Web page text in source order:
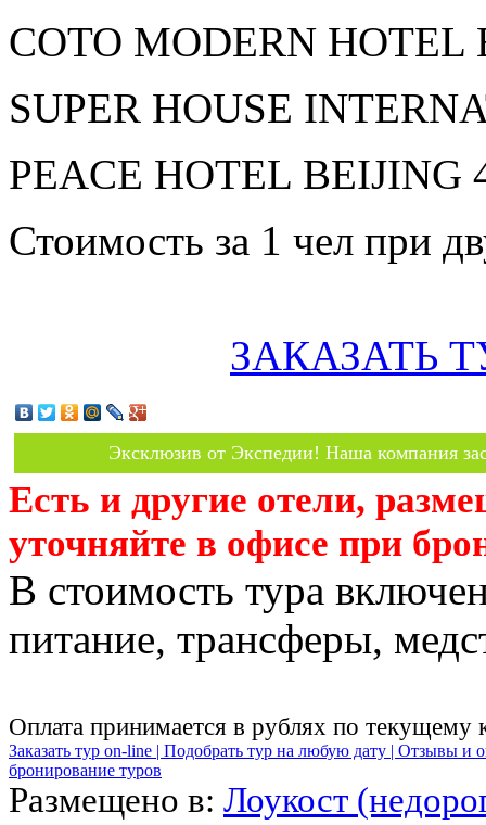
COTO MODERN HOTEL
SUPER HOUSE
PEACE HOTEL BEIJING
Стоимость за 1 чел при
ЗАКАЗАТЬ
Эксклюзив от Экспедии! Наша компания
Есть и другие отели,
уточняйте в офисе при
В стоимость тура
питание, трансферы,
Оплата принимается в рублях по текущему
Заказать тур on-line | Подобрать тур на любую дату | Отзывы и
бронирование туров
Размещено в: Лоукост